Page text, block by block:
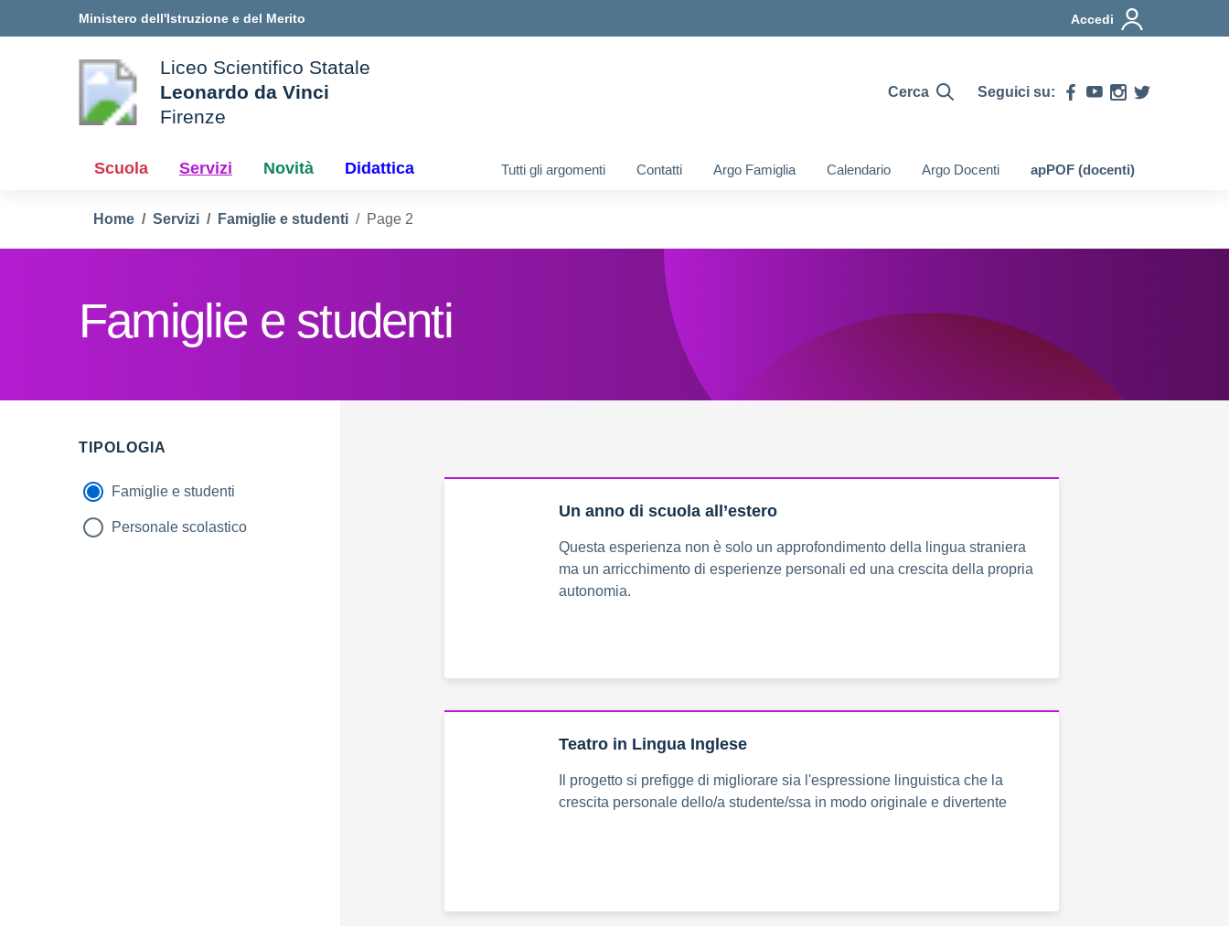
Ministero dell'Istruzione e del Merito Accedi
della scuola
Liceo Scientifico Statale
Leonardo da Vinci
Firenze
Cerca Seguici su:
Scuola Servizi Novità Didattica Tutti gli argomenti Contatti Argo Famiglia Calendario Argo Docenti apPOF (docenti)
Home Servizi Famiglie e studenti Page 2
Famiglie e studenti
Filtri
TIPOLOGIA
Famiglie e studenti
Personale scolastico
Un anno di scuola all’estero
Questa esperienza non è solo un approfondimento della lingua straniera
ma un arricchimento di esperienze personali ed una crescita della propria
autonomia.
Teatro in Lingua Inglese
Il progetto si prefigge di migliorare sia l'espressione linguistica che la
crescita personale dello/a studente/ssa in modo originale e divertente